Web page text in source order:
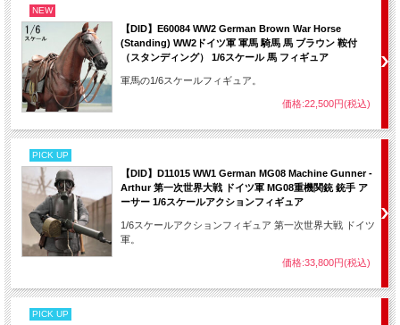
NEW
【DID】E60084 WW2 German Brown War Horse
(Standing) WW2ドイツ軍 軍馬 騎馬 馬 ブラウン 鞍付
（スタンディング） 1/6スケール 馬 フィギュア
軍馬の1/6スケールフィギュア。
価格:22,500円(税込)
PICK UP
【DID】D11015 WW1 German MG08 Machine Gunner -
Arthur 第一次世界大戦 ドイツ軍 MG08重機関銃 銃手 ア
ーサー 1/6スケールアクションフィギュア
1/6スケールアクションフィギュア 第一次世界大戦 ドイツ
軍。
価格:33,800円(税込)
PICK UP